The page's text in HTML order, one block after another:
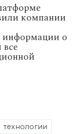
компании
информации о
технологии